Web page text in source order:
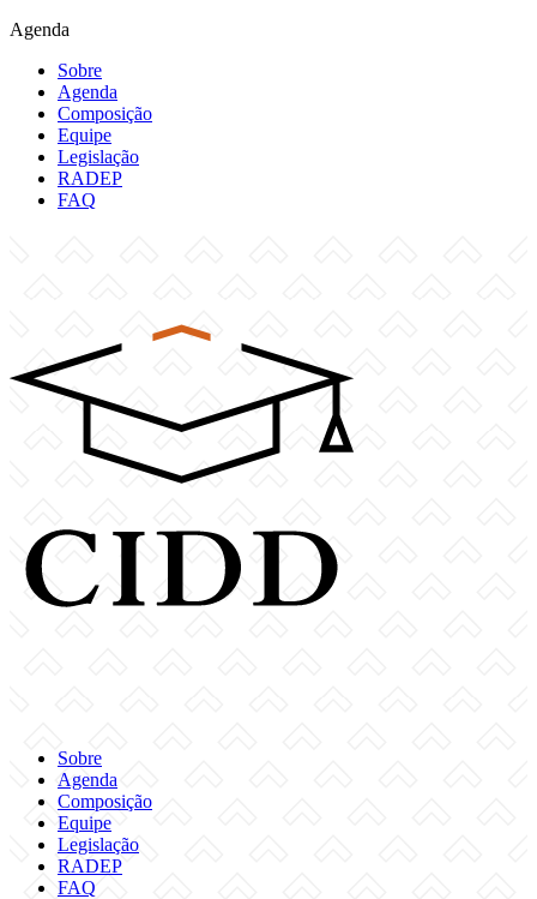
Agenda
Sobre
Agenda
Composição
Equipe
Legislação
RADEP
FAQ
Sobre
Agenda
Composição
Equipe
Legislação
RADEP
FAQ